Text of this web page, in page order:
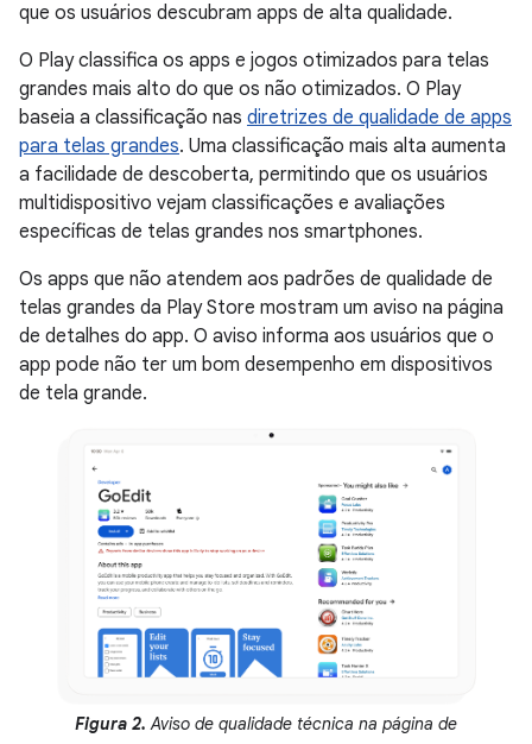
que os usuários descubram apps de alta qualidade.
O Play classifica os apps e jogos otimizados para telas
grandes mais alto do que os não otimizados. O Play
baseia a classificação nas diretrizes de qualidade de apps
para telas grandes. Uma classificação mais alta aumenta
a facilidade de descoberta, permitindo que os usuários
multidispositivo vejam classificações e avaliações
específicas de telas grandes nos smartphones.
Os apps que não atendem aos padrões de qualidade de
telas grandes da Play Store mostram um aviso na página
de detalhes do app. O aviso informa aos usuários que o
app pode não ter um bom desempenho em dispositivos
de tela grande.
Figura 2. Aviso de qualidade técnica na página de